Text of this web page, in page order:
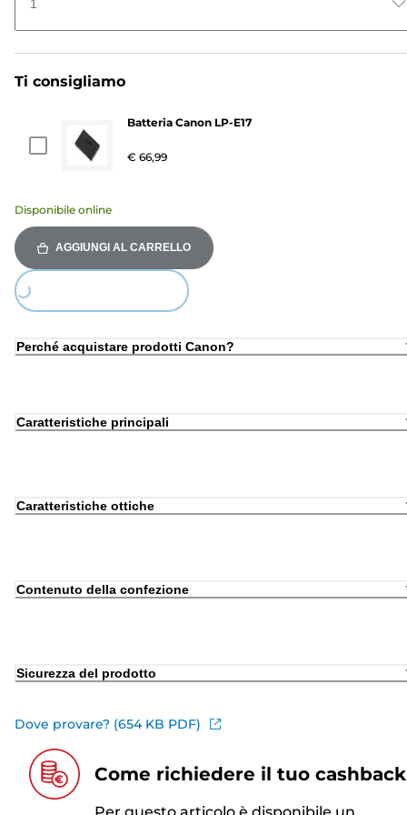
1
Ti consigliamo
Batteria Canon LP-E17
€ 66,99
Disponibile online
AGGIUNGI AL CARRELLO
Perché acquistare prodotti Canon?
Caratteristiche principali
Caratteristiche ottiche
Contenuto della confezione
Sicurezza del prodotto
Dove provare? (654 KB PDF)
Come richiedere il tuo cashback